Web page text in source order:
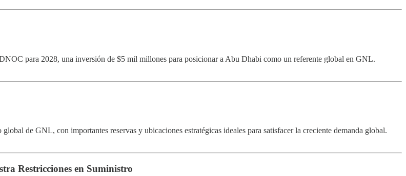
para 2028, una inversión de $5 mil millones para posicionar a Abu Dhabi como un referente global en GNL.
de GNL, con importantes reservas y ubicaciones estratégicas ideales para satisfacer la creciente demanda global.
Restricciones en Suministro